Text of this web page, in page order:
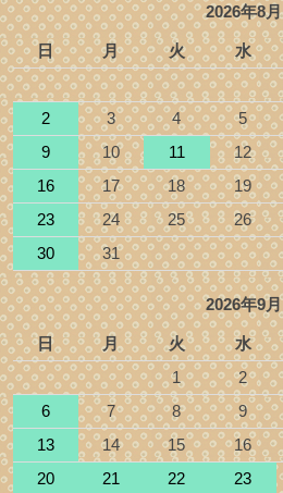
2026年8月
日 月 火 水
2
3 4 5
9
10 11 12
16
17 18 19
23
24 25 26
30
31
2026年9月
日 月 火 水
1
2
6
7 8 9
13
14 15 16
20
21 22 23